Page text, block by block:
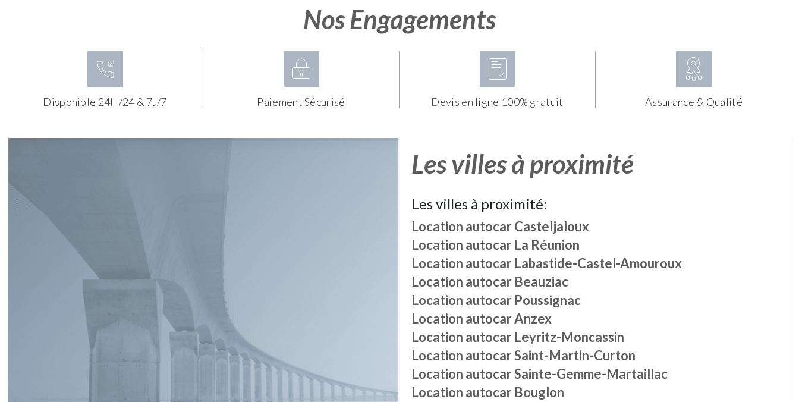
Nos Engagements
Disponible 24H/24 & 7J/7 Paiement Sécurisé Devis en ligne 100% gratuit Assurance & Qualité
Les villes à proximité
Les villes à proximité:
Location autocarCasteljaloux
Location autocar La Réunion
Location autocar Labastide-Castel-Amouroux
Location autocar Beauziac
Location autocar Poussignac
Location autocarAnzex
Location autocar Leyritz-Moncassin
Location autocarSaint-Martin-Curton
Location autocarSainte-Gemme-Martaillac
Location autocar Bouglon